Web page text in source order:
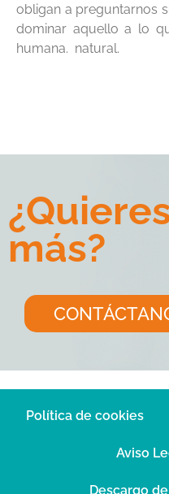
obligan a preguntarnos
dominar aquello a lo
humana. natural.
más?
Política de cookies
Aviso
Descargo